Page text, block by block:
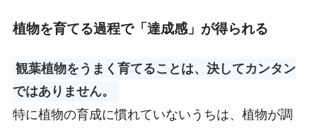
植物を育てる過程で「達成感」が得られる
観葉植物をうまく育てることは、決してカンタン
ではありません。
特に植物の育成に慣れていないうちは、植物が調